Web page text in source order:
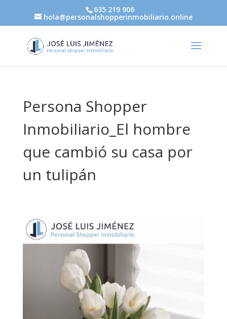
635 219 906
hola@personalshopperinmobiliario.online
Persona Shopper
Inmobiliario_El hombre
que cambió su casa por
un tulipán